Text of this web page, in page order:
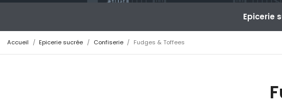
Epicerie
Accueil Epicerie sucrée Confiserie Fudges & Toffees